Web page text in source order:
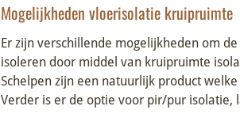
Mogelijkheden vloerisolatie kruipruimte
Er zijn verschillende mogelijkheden om
isoleren door middel van kruipruimte
Schelpen zijn een natuurlijk product
Verder is er de optie voor pir/pur isolatie,